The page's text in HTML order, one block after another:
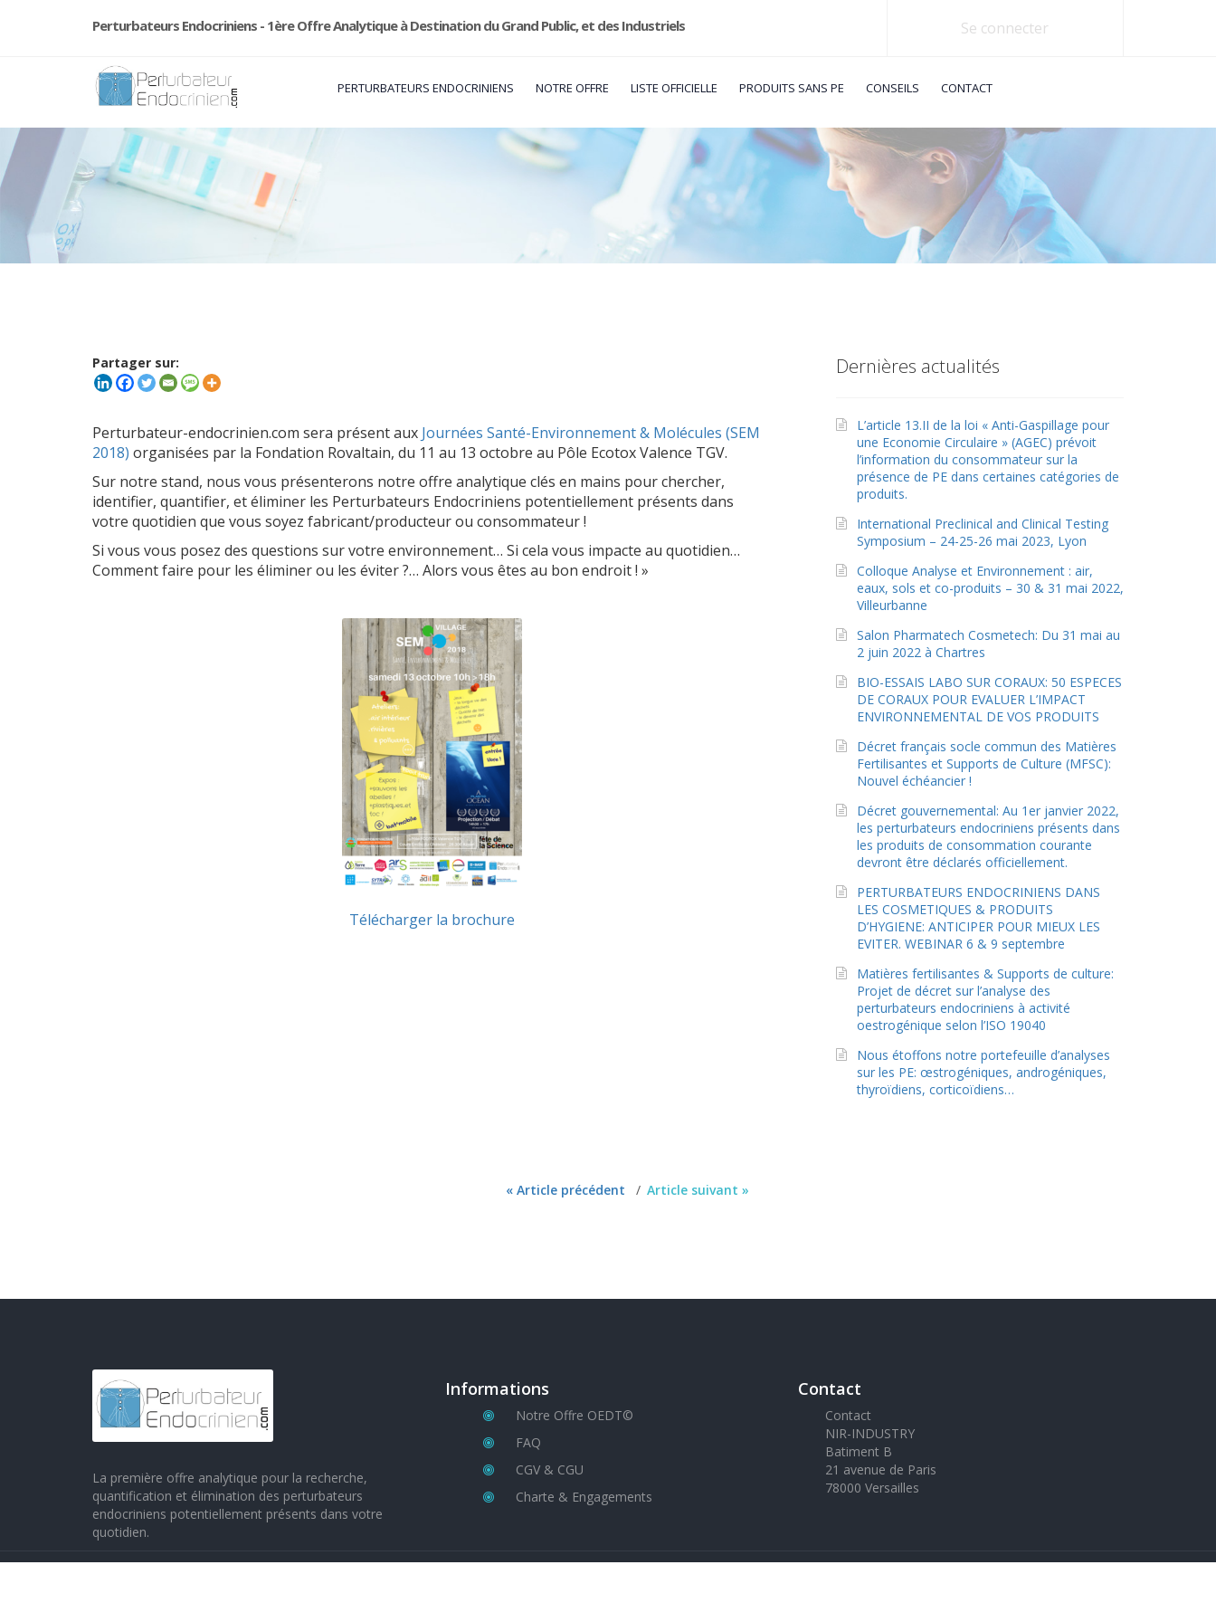
Perturbateurs Endocriniens - 1ère Offre Analytique à Destination du Grand Public, et des Industriels Se connecter
PERTURBATEURS ENDOCRINIENS NOTRE OFFRE LISTE OFFICIELLE PRODUITS SANS PE CONSEILS CONTACT
Partager sur:
Perturbateur-endocrinien.com sera présent aux Journées Santé-Environnement & Molécules (SEM
2018) organisées par la Fondation Rovaltain, du 11 au 13 octobre au Pôle Ecotox Valence TGV.
Sur notre stand, nous vous présenterons notre offre analytique clés en mains pour chercher,
identifier, quantifier, et éliminer les Perturbateurs Endocriniens potentiellement présents dans
votre quotidien que vous soyez fabricant/producteur ou consommateur !
Si vous vous posez des questions sur votre environnement… Si cela vous impacte au quotidien…
Comment faire pour les éliminer ou les éviter ?… Alors vous êtes au bon endroit ! »
Télécharger la brochure
Dernières actualités
L’article 13.II de la loi « Anti-Gaspillage pour
une Economie Circulaire » (AGEC) prévoit
l’information du consommateur sur la
présence de PE dans certaines catégories de
produits.
International Preclinical and Clinical Testing
Symposium – 24-25-26 mai 2023, Lyon
Colloque Analyse et Environnement : air,
eaux, sols et co-produits – 30 & 31 mai 2022,
Villeurbanne
Salon Pharmatech Cosmetech: Du 31 mai au
2 juin 2022 à Chartres
BIO-ESSAIS LABO SUR CORAUX: 50 ESPECES
DE CORAUX POUR EVALUER L’IMPACT
ENVIRONNEMENTAL DE VOS PRODUITS
Décret français socle commun des Matières
Fertilisantes et Supports de Culture (MFSC):
Nouvel échéancier !
Décret gouvernemental: Au 1er janvier 2022,
les perturbateurs endocriniens présents dans
les produits de consommation courante
devront être déclarés officiellement.
PERTURBATEURS ENDOCRINIENS DANS
LES COSMETIQUES & PRODUITS
D’HYGIENE: ANTICIPER POUR MIEUX LES
EVITER. WEBINAR 6 & 9 septembre
Matières fertilisantes & Supports de culture:
Projet de décret sur l’analyse des
perturbateurs endocriniens à activité
oestrogénique selon l’ISO 19040
Nous étoffons notre portefeuille d’analyses
sur les PE: œstrogéniques, androgéniques,
thyroïdiens, corticoïdiens…
« Article précédent Article suivant »
La première offre analytique pour la recherche,
quantification et élimination des perturbateurs
endocriniens potentiellement présents dans votre
quotidien.
Informations
Notre Offre OEDT©
FAQ
CGV & CGU
Charte & Engagements
Contact
Contact
NIR-INDUSTRY
Batiment B
21 avenue de Paris
78000 Versailles